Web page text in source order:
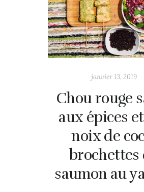
janvier 13, 2019
Chou rouge
aux épices
noix de
brochettes
saumon au